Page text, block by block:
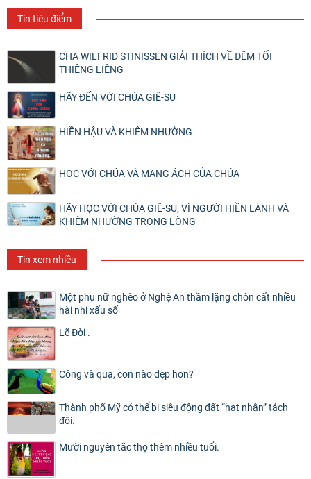
Tin tiêu điểm
CHA WILFRID STINISSEN GIẢI THÍCH VỀ ĐÊM TỐI
THIÊNG LIÊNG
HÃY ĐẾN VỚI CHÚA GIÊ-SU
HIỀN HẬU VÀ KHIÊM NHƯỜNG
HỌC VỚI CHÚA VÀ MANG ÁCH CỦA CHÚA
HÃY HỌC VỚI CHÚA GIÊ-SU, VÌ NGƯỜI HIỀN LÀNH VÀ
KHIÊM NHƯỜNG TRONG LÒNG
Tin xem nhiều
Một phụ nữ nghèo ở Nghệ An thầm lặng chôn cất nhiều
hài nhi xấu số
Lẽ Đời .
Công và quạ, con nào đẹp hơn?
Thành phố Mỹ có thể bị siêu động đất “hạt nhân” tách
đôi.
Mười nguyên tắc thọ thêm nhiều tuổi.